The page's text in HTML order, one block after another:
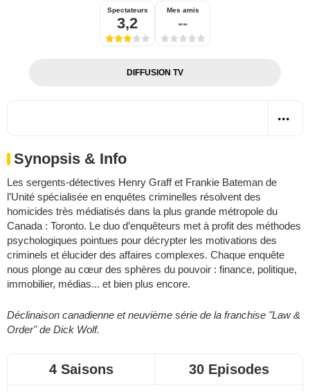
Spectateurs
3,2
Mes amis
--
DIFFUSION TV
Synopsis & Info
Les sergents-détectives Henry Graff et Frankie Bateman de
l’Unité spécialisée en enquêtes criminelles résolvent des
homicides très médiatisés dans la plus grande métropole du
Canada : Toronto. Le duo d’enquêteurs met à profit des méthodes
psychologiques pointues pour décrypter les motivations des
criminels et élucider des affaires complexes. Chaque enquête
nous plonge au cœur des sphères du pouvoir : finance, politique,
immobilier, médias... et bien plus encore.
Déclinaison canadienne et neuvième série de la franchise "Law &
Order" de Dick Wolf.
4 Saisons 30 Episodes